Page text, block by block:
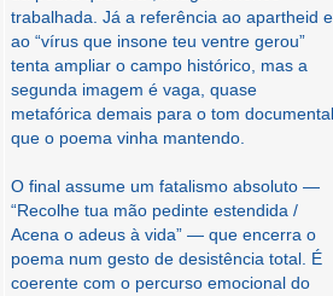
trabalhada. Já a referência ao apartheid e
ao “vírus que insone teu ventre gerou”
tenta ampliar o campo histórico, mas a
segunda imagem é vaga, quase
metafórica demais para o tom documental
que o poema vinha mantendo.
O final assume um fatalismo absoluto —
“Recolhe tua mão pedinte estendida /
Acena o adeus à vida” — que encerra o
poema num gesto de desistência total. É
coerente com o percurso emocional do